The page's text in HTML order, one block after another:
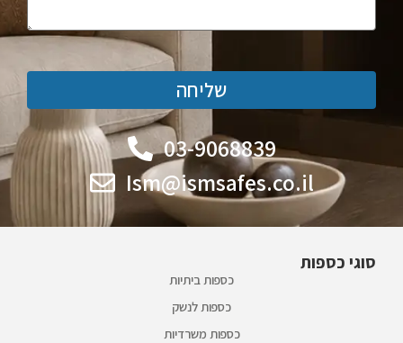
שליחה
03-9068839
Ism@ismsafes.co.il
סוגי כספות
כספות ביתיות
כספות לנשק
כספות משרדיות